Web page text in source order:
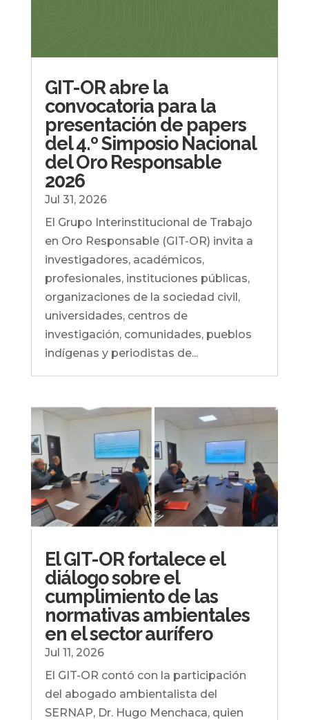
GIT-OR abre la
convocatoria para la
presentación de papers
del 4.º Simposio Nacional
del Oro Responsable
2026
Jul 31, 2026
El Grupo Interinstitucional de Trabajo
en Oro Responsable (GIT-OR) invita a
investigadores, académicos,
profesionales, instituciones públicas,
organizaciones de la sociedad civil,
universidades, centros de
investigación, comunidades, pueblos
indígenas y periodistas de...
El GIT-OR fortalece el
diálogo sobre el
cumplimiento de las
normativas ambientales
en el sector aurífero
Jul 11, 2026
El GIT-OR contó con la participación
del abogado ambientalista del
SERNAP, Dr. Hugo Menchaca, quien